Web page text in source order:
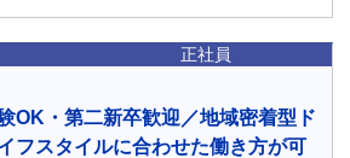
正社員
OK・第二新卒歓迎／地域密着型ド
フスタイルに合わせた働き方が可